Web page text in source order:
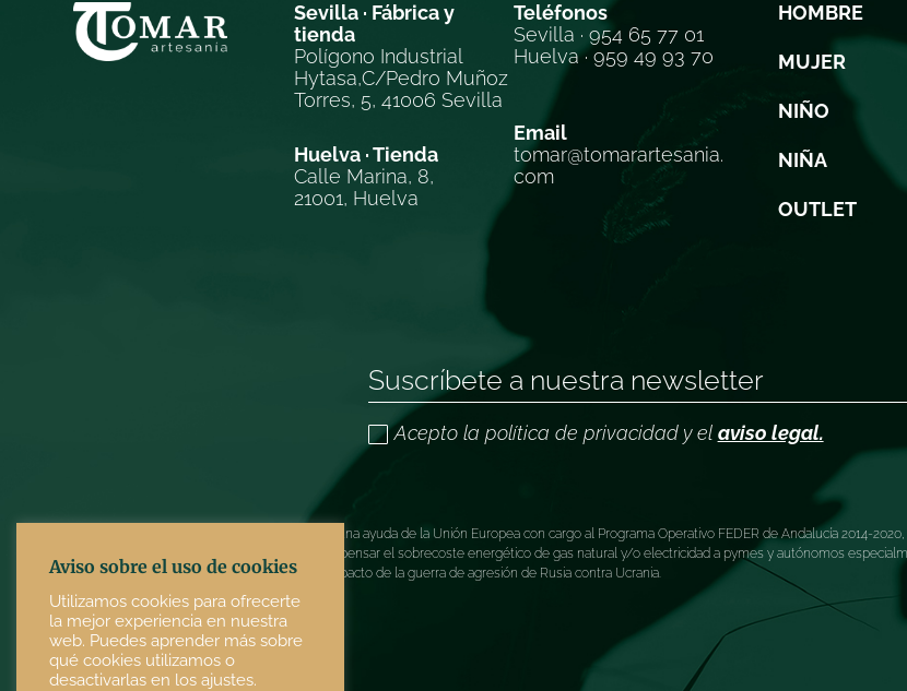
Sevilla · Fábrica y
tienda
Polígono Industrial
Hytasa,C/Pedro Muñoz
Torres, 5, 41006 Sevilla
Huelva · Tienda
Calle Marina, 8,
21001, Huelva
Teléfonos
Sevilla · 954 65 77 01
Huelva · 959 49 93 70
Email
tomar@tomarartesania.
com
HOMBRE
MUJER
NIÑO
NIÑA
OUTLET
Acepto la política de privacidad y el aviso legal.
TOMAR ARTESANÍA ha recibido una ayuda de la Unión Europea con cargo al Programa Operativo FEDER de Andalucía 2014-
COVID-19 (REACT-UE), para compensar el sobrecoste energético de gas natural y/o electricidad a pymes y autónomos
electricidad provocados por el impacto de la guerra de agresión de Rusia contra Ucrania.
Aviso sobre el uso de cookies
Utilizamos cookies para ofrecerte
la mejor experiencia en nuestra
web. Puedes aprender más sobre
qué cookies utilizamos o
desactivarlas en los ajustes.